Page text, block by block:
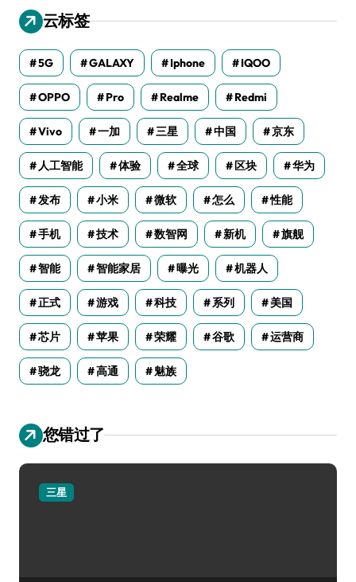
云标签
5G GALAXY Iphone IQOO
OPPO Pro Realme Redmi
Vivo 一加 三星 中国 京东
人工智能 体验 全球 区块 华为
发布 小米 微软 怎么 性能
手机 技术 数智网 新机 旗舰
智能 智能家居 曝光 机器人
正式 游戏 科技 系列 美国
芯片 苹果 荣耀 谷歌 运营商
骁龙 高通 魅族
您错过了
三星